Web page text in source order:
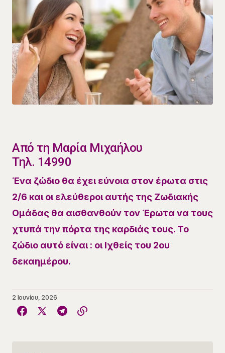
​Από τη Μαρία Μιχαήλου
Τηλ. 14990
​Ένα ζώδιο θα έχει εύνοια στον έρωτα στις
2/6 και οι ελεύθεροι αυτής της Ζωδιακής
Ομάδας θα αισθανθούν τον Έρωτα να τους
χτυπά την πόρτα της καρδιάς τους. Το
ζώδιο αυτό είναι : οι Ιχθείς του 2ου
δεκαημέρου.
2 Ιουνίου, 2026